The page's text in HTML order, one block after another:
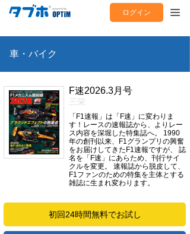
ログイン
車・バイク
F速2026.3月号
三栄
「F1速報」は「F速」に変わりま
す！レースの速報誌から、よりレー
ス内容を深堀した特集誌へ。 1990
年の創刊以来、F1グランプリの興奮
をお届けしてきたF1速報ですが、 誌
名を「F速」にあらため、刊行サイ
クルを変更。 速報誌から脱皮して、
F1ファンのための特集を主体とする
雑誌に生まれ変わります。
初回24時間無料でお試し